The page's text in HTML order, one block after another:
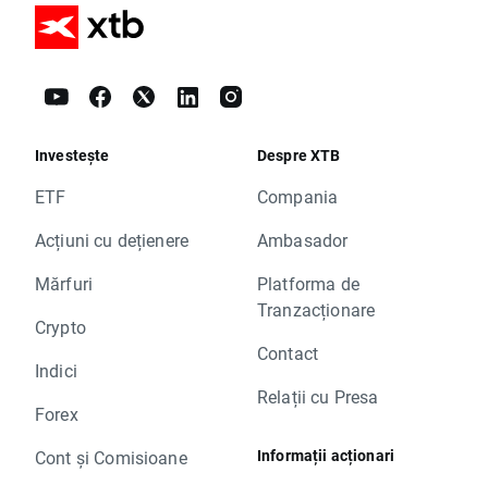
Investește
ETF
Acțiuni cu dețienere
Mărfuri
Crypto
Indici
Forex
Cont și Comisioane
Despre XTB
Compania
Ambasador
Platforma de
Tranzacționare
Contact
Relații cu Presa
Informații acționari